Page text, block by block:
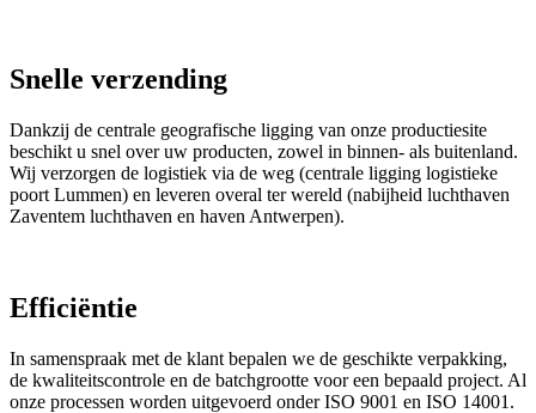
Snelle verzending
Dankzij de centrale geografische ligging van onze productiesite
beschikt u snel over uw producten, zowel in binnen- als buitenland.
Wij verzorgen de logistiek via de weg (centrale ligging logistieke
poort Lummen) en leveren overal ter wereld (nabijheid luchthaven
Zaventem luchthaven en haven Antwerpen).
Efficiëntie
In samenspraak met de klant bepalen we de geschikte verpakking,
de kwaliteitscontrole en de batchgrootte voor een bepaald project. Al
onze processen worden uitgevoerd onder ISO 9001 en ISO 14001.